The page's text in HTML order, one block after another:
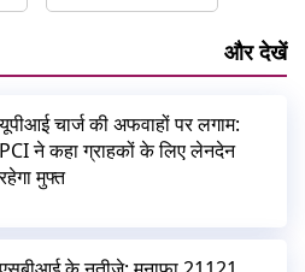
और देखें
यूपीआई चार्ज की अफवाहों पर लगाम:
PCI ने कहा ग्राहकों के लिए लेनदेन
रहेगा मुफ्त